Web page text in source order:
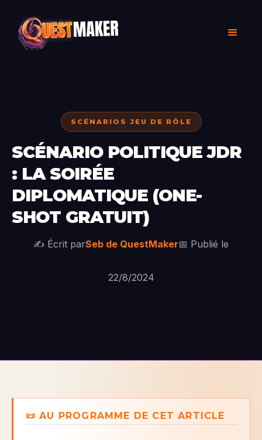
SCÉNARIOS JEU DE RÔLE
SCÉNARIO POLITIQUE JDR
: LA SOIRÉE
DIPLOMATIQUE (ONE-
SHOT GRATUIT)
✍️ Écrit parSeb de QuestMaker📅 Publié le
22/8/2024
📜 AU PROGRAMME DE CET ARTICLE